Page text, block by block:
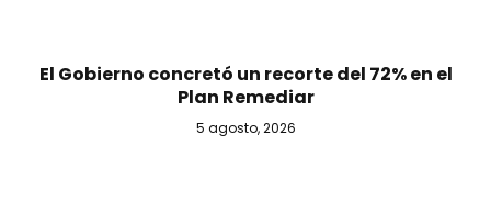
El Gobierno concretó un recorte del 72% en el
Plan Remediar
5 agosto, 2026